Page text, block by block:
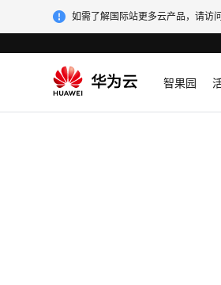
如需了解国际站更多云产品，请访
智果园